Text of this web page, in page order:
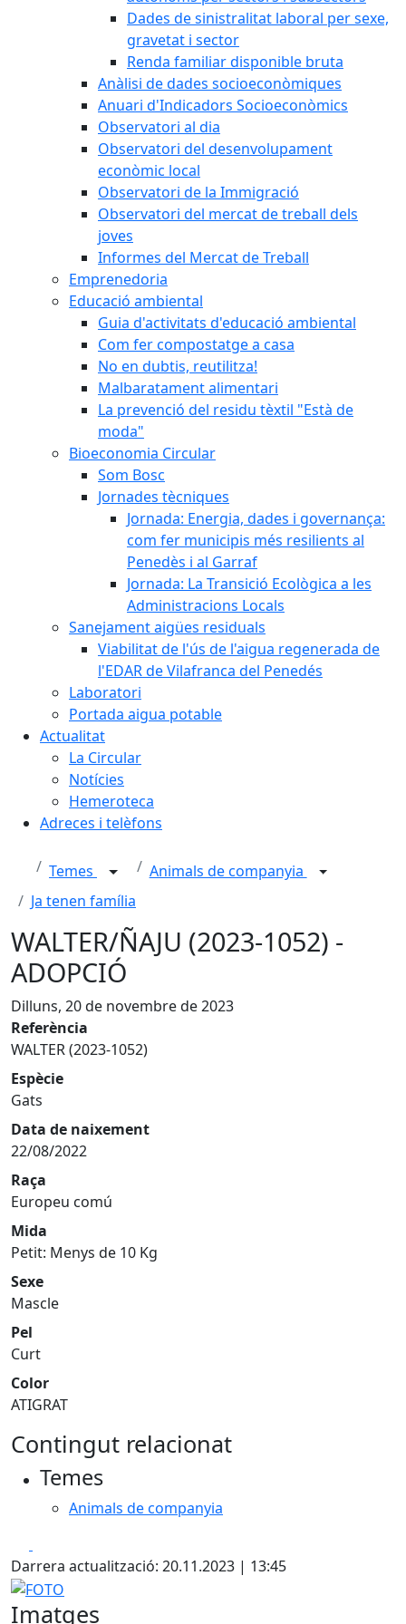
Dades de sinistralitat laboral per sexe,
gravetat i sector
Renda familiar disponible bruta
Anàlisi de dades socioeconòmiques
Anuari d'Indicadors Socioeconòmics
Observatori al dia
Observatori del desenvolupament
econòmic local
Observatori de la Immigració
Observatori del mercat de treball dels
joves
Informes del Mercat de Treball
Emprenedoria
Educació ambiental
Guia d'activitats d'educació ambiental
Com fer compostatge a casa
No en dubtis, reutilitza!
Malbaratament alimentari
La prevenció del residu tèxtil "Està de
moda"
Bioeconomia Circular
Som Bosc
Jornades tècniques
Jornada: Energia, dades i governança:
com fer municipis més resilients al
Penedès i al Garraf
Jornada: La Transició Ecològica a les
Administracions Locals
Sanejament aigües residuals
Viabilitat de l'ús de l'aigua regenerada de
l'EDAR de Vilafranca del Penedés
Laboratori
Portada aigua potable
Actualitat
La Circular
Notícies
Hemeroteca
Adreces i telèfons
Temes
Animals de companyia
Ja tenen família
WALTER/ÑAJU (2023-1052) -
ADOPCIÓ
Dilluns, 20 de novembre de 2023
Referència
WALTER (2023-1052)
Espècie
Gats
Data de naixement
22/08/2022
Raça
Europeu comú
Mida
Petit: Menys de 10 Kg
Sexe
Mascle
Pel
Curt
Color
ATIGRAT
Contingut relacionat
Temes
Animals de companyia
Darrera actualització: 20.11.2023 | 13:45
FOTO
Imatges